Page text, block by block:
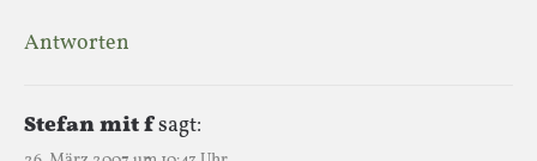
Antworten
Stefan mit fsagt: